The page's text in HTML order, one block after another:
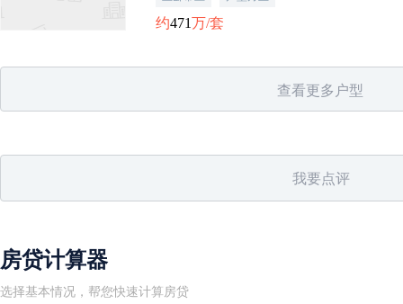
约471万/套
查看更多户型
我要点评
房贷计算器
选择基本情况，帮您快速计算房贷